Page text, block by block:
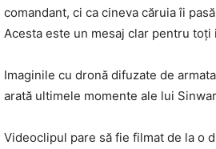
comandant, ci ca cineva căruia îi
Acesta este un mesaj clar pentru toți
Imaginile cu dronă difuzate de
arată ultimele momente ale lui
Videoclipul pare să fie filmat de la o